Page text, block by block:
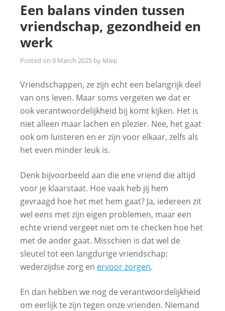
Een balans vinden tussen
vriendschap, gezondheid en
werk
Posted on 9 March 2025 by Miep
Vriendschappen, ze zijn echt een belangrijk deel
van ons leven. Maar soms vergeten we dat er
ook verantwoordelijkheid bij komt kijken. Het is
niet alleen maar lachen en plezier. Nee, het gaat
ook om luisteren en er zijn voor elkaar, zelfs als
het even minder leuk is.
Denk bijvoorbeeld aan die ene vriend die altijd
voor je klaarstaat. Hoe vaak heb jij hem
gevraagd hoe het met hem gaat? Ja, iedereen zit
wel eens met zijn eigen problemen, maar een
echte vriend vergeet niet om te checken hoe het
met de ander gaat. Misschien is dat wel de
sleutel tot een langdurige vriendschap:
wederzijdse zorg en ervoor zorgen.
En dan hebben we nog de verantwoordelijkheid
om eerlijk te zijn tegen onze vrienden. Niemand